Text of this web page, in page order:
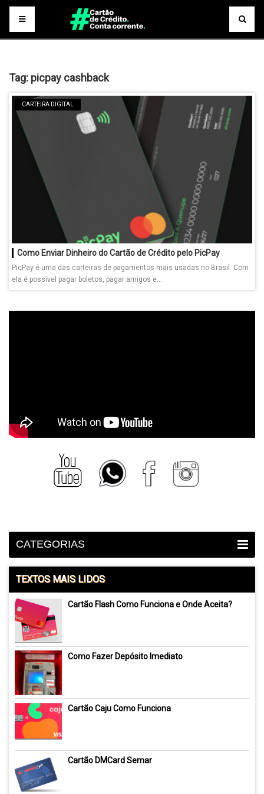
Tag: picpay cashback
CARTEIRA DIGITAL
Como Enviar Dinheiro do Cartão de Crédito pelo PicPay
PicPay é uma das carteiras de pagamentos mais usadas no Brasil. Com
ela é possível pagar boletos, pagar amigos e...
CATEGORIAS
TEXTOS MAIS LIDOS
Cartão Flash Como Funciona e Onde Aceita?
Como Fazer Depósito Imediato
Cartão Caju Como Funciona
Cartão DMCard Semar